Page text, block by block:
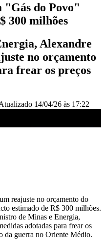
"Gás do Povo"
300 milhões
Alexandre
no orçamento
frear os preços
14/04/26 às 17:22
reajuste no orçamento do
estimado de R$ 300 milhões.
de Minas e Energia,
adotadas para frear os
da guerra no Oriente Médio.